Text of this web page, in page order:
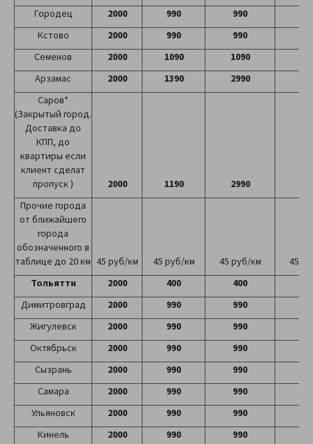
Городец
2000 990 990
Кстово
2000 990 990
Семенов
2000 1090 1090
Арзамас
2000 1390 2990
Саров*
(Закрытый город.
Доставка до
КПП, до
квартиры если
клиент сделат
пропуск )
2000 1190 2990
Прочие города
от ближайшего
города
обозначенного в
таблице до 20 км 45 руб/км 45 руб/км 45 руб/км
45
Тольятти
2000 400 400
Димитровград
2000 990 990
Жигулевск
2000 990 990
Октябрьск
2000 990 990
Сызрань
2000 990 990
Самара
2000 990 990
Ульяновск
2000 990 990
Кинель
2000 990 990